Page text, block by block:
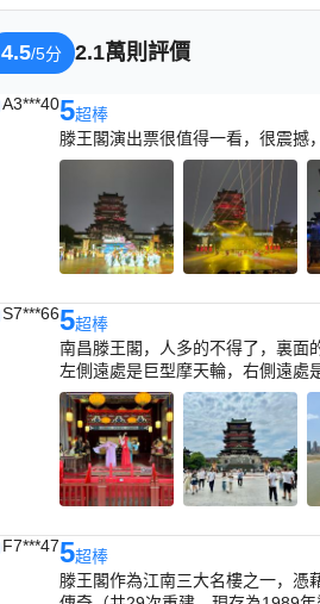
4.5/5分 2.1萬則評價
A3***405超棒
滕王閣演出票很值得一看，很震
S7***665超棒
南昌滕王閣，人多的不得了，裏面
左側遠處是巨型摩天輪，右側遠處
F7***475超棒
滕王閣作為江南三大名樓之一，